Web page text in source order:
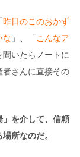
昨日のこのおかず
な 」、「こんなア
聞いたらノートに
さんに直接その
を介して、信頼
所なのだ。